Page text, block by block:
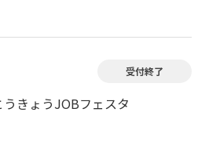
うきょうJOBフェスタ
受付終了